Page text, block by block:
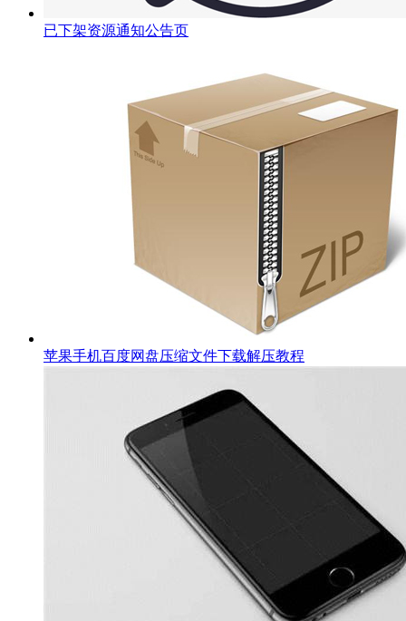
已下架资源通知公告页
苹果手机百度网盘压缩文件下载解压教程